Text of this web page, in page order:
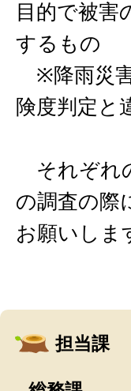
目的で被害
するもの
※降雨災
険度判定と
それぞれ
の調査の際
お願いしま
担当課